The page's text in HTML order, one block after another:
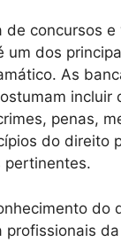
de concursos
um dos
As
incluir
penas,
do direito
pertinentes.
do
profissionais